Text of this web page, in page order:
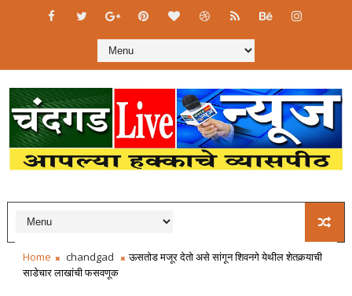
Home chandgad
ऊसतोड मजूर देतो असे सांगून शिवनगे येथील शेतकर्‍याची
साडेचार लाखांची फसवणूक